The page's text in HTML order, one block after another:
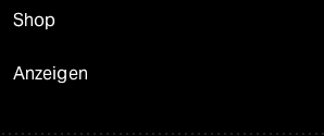
Shop
Anzeigen